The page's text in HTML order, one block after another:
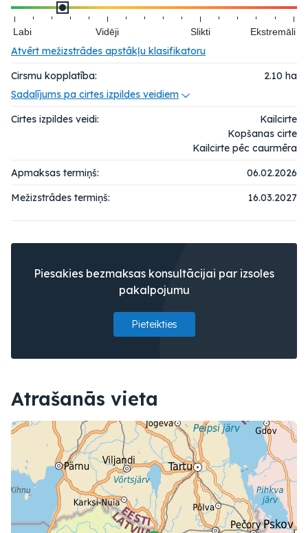
Labi Vidēji Slikti Ekstremāli
Atvērt mežizstrādes apstākļu klasifikatoru
Cirsmu kopplatība:
2.10 ha
Sadalījums pa cirtes izpildes veidiem
Cirtes izpildes veidi:
Kailcirte
Kopšanas cirte
Kailcirte pēc caurmēra
Apmaksas termiņš:
06.02.2026
Mežizstrādes termiņš:
16.03.2027
Piesakies bezmaksas konsultācijai par izsoles
pakalpojumu
Pieteikties
Atrašanās vieta